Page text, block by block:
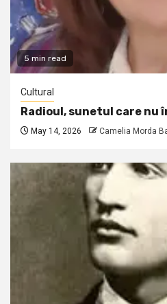
5 min read
Cultural
Radioul, sunetul care nu
May 14, 2026 Camelia Morda